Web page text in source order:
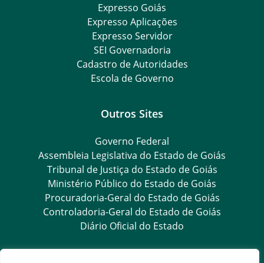
Expresso Goiás
Expresso Aplicações
Expresso Servidor
SEI Governadoria
Cadastro de Autoridades
Escola de Governo
Outros Sites
Governo Federal
Assembleia Legislativa do Estado de Goiás
Tribunal de Justiça do Estado de Goiás
Ministério Público do Estado de Goiás
Procuradoria-Geral do Estado de Goiás
Controladoria-Geral do Estado de Goiás
Diário Oficial do Estado